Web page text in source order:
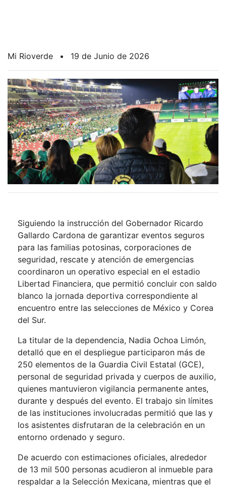
Mi Rioverde • 19 de Junio de 2026
Siguiendo la instrucción del Gobernador Ricardo
Gallardo Cardona de garantizar eventos seguros
para las familias potosinas, corporaciones de
seguridad, rescate y atención de emergencias
coordinaron un operativo especial en el estadio
Libertad Financiera, que permitió concluir con saldo
blanco la jornada deportiva correspondiente al
encuentro entre las selecciones de México y Corea
del Sur.
La titular de la dependencia, Nadia Ochoa Limón,
detalló que en el despliegue participaron más de
250 elementos de la Guardia Civil Estatal (GCE),
personal de seguridad privada y cuerpos de auxilio,
quienes mantuvieron vigilancia permanente antes,
durante y después del evento. El trabajo sin límites
de las instituciones involucradas permitió que las y
los asistentes disfrutaran de la celebración en un
entorno ordenado y seguro.
De acuerdo con estimaciones oficiales, alrededor
de 13 mil 500 personas acudieron al inmueble para
respaldar a la Selección Mexicana, mientras que el